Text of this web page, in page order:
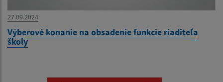
27.09.2024
Výberové konanie na obsadenie funkcie riaditeľa
školy